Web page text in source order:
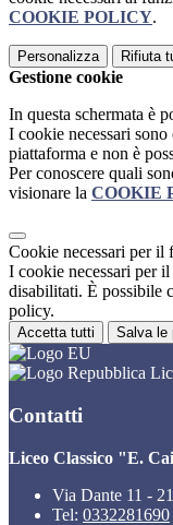
COOKIE POLICY.
Personalizza Rifiuta
Gestione cookie
In questa schermata è
I cookie necessari
piattaforma e non è
Per conoscere quali
visionare la COOKIE
Cookie necessari per il
I cookie necessari per
disabilitati. È possibile
policy.
Accetta tutti Salva le
Contatti
Liceo Classico "E.
Via Dante 11 -
Tel: 0332281690